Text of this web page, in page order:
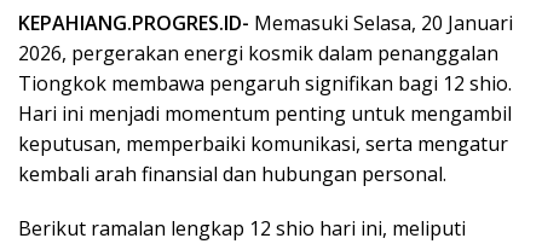
KEPAHIANG.PROGRES.ID- Memasuki Selasa, 20 Januari
2026, pergerakan energi kosmik dalam penanggalan
Tiongkok membawa pengaruh signifikan bagi 12 shio.
Hari ini menjadi momentum penting untuk mengambil
keputusan, memperbaiki komunikasi, serta mengatur
kembali arah finansial dan hubungan personal.
Berikut ramalan lengkap 12 shio hari ini, meliputi